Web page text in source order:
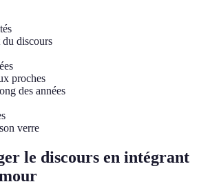
discours
proches
des années
verre
le discours en intégrant